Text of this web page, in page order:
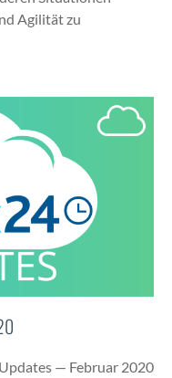
Agilität zu
— Feb­ru­ar 2020